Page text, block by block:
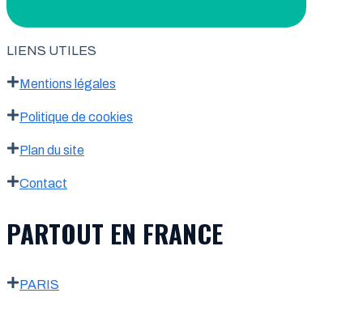
LIENS UTILES
Mentions légales
Politique de cookies
Plan du site
Contact
PARTOUT EN FRANCE
PARIS